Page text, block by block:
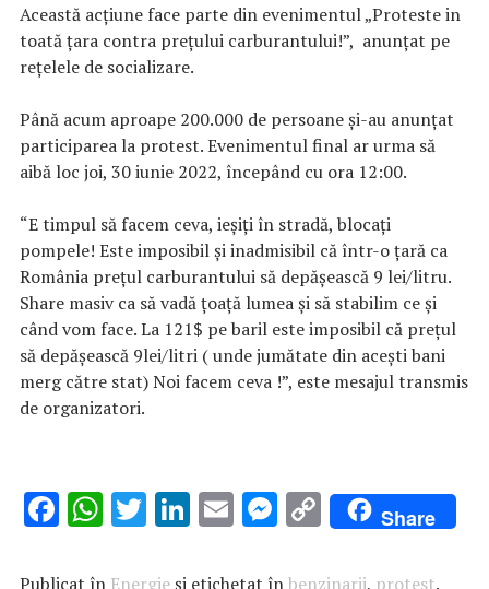
Această acţiune face parte din evenimentul „Proteste in
toată țara contra prețului carburantului!”, anunțat pe
rețelele de socializare.
Până acum aproape 200.000 de persoane și-au anunțat
participarea la protest. Evenimentul final ar urma să
aibă loc joi, 30 iunie 2022, începând cu ora 12:00.
“E timpul să facem ceva, ieșiți în stradă, blocați
pompele! Este imposibil și inadmisibil că într-o țară ca
România prețul carburantului să depășească 9 lei/litru.
Share masiv ca să vadă țoață lumea și să stabilim ce și
când vom face. La 121$ pe baril este imposibil că prețul
să depășească 9lei/litri ( unde jumătate din acești bani
merg către stat) Noi facem ceva !”, este mesajul transmis
de organizatori.
F
e
W
at
T
it
Li
k
E
ai
M
se
C
o
p
Share
Publicat în Energieși etichetat înbenzinarii, protest.